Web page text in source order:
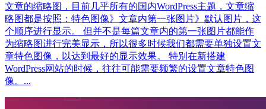
文章的缩略图，目前几乎所有的国内WordPress主题，文章缩
略图都是按照：特色图像》文章内第一张图片》默认图片，这
个顺序进行显示。 但并不是每篇文章内的第一张图片都能作
为缩略图进行完美显示，所以很多时候我们都需要单独设置文
章特色图像，以达到最好的显示效果。 特别在新搭建
WordPress网站的时候，往往可能需要频繁的设置文章特色图
像。...